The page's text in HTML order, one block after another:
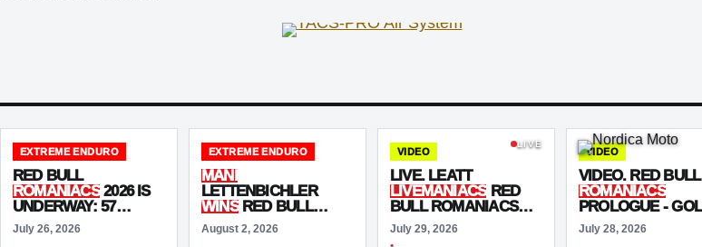
EXTREME ENDURO
RED BULL
ROMANIACS2026 IS
UNDERWAY: 57
NATIONS ARRIVE IN
SIBIU FOR THE
July 26, 2026
EXTREME ENDURO
MANI
LETTENBICHLER
WINSRED BULL
ROMANIACS 2026
AND MATCHES
August 2, 2026
VIDEO
LIVE. LEATT
LIVEMANIACS RED
BULL ROMANIACS
2026
July 29, 2026
LIVE
VIDEO
VIDEO. RED BULL
ROMANIACS
PROLOGUE -
CLASS
July 28, 2026